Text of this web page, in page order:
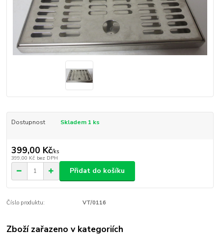
Dostupnost Skladem 1 ks
399,00 Kč/ks
399,00 Kč bez DPH
Přidat do košíku
Číslo produktu: VT/0116
Zboží zařazeno v kategoriích